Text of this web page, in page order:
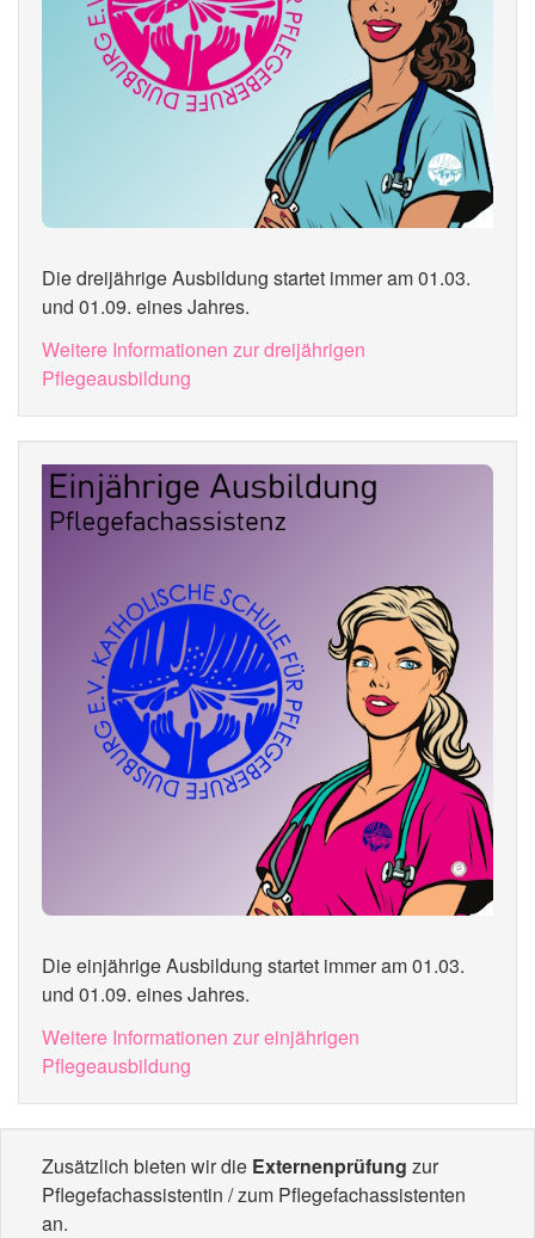
Die dreijährige Ausbildung startet immer am 01.03.
und 01.09. eines Jahres.
Weitere Informationen zur dreijährigen
Pflegeausbildung
Die einjährige Ausbildung startet immer am 01.03.
und 01.09. eines Jahres.
Weitere Informationen zur einjährigen
Pflegeausbildung
Zusätzlich bieten wir die Externenprüfung zur
Pflegefachassistentin / zum Pflegefachassistenten
an.